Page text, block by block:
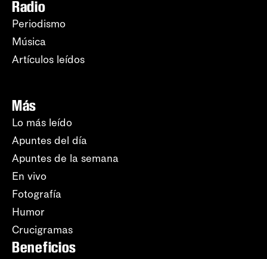
Radio
Periodismo
Música
Artículos leídos
Más
Lo más leído
Apuntes del día
Apuntes de la semana
En vivo
Fotografía
Humor
Crucigramas
Beneficios